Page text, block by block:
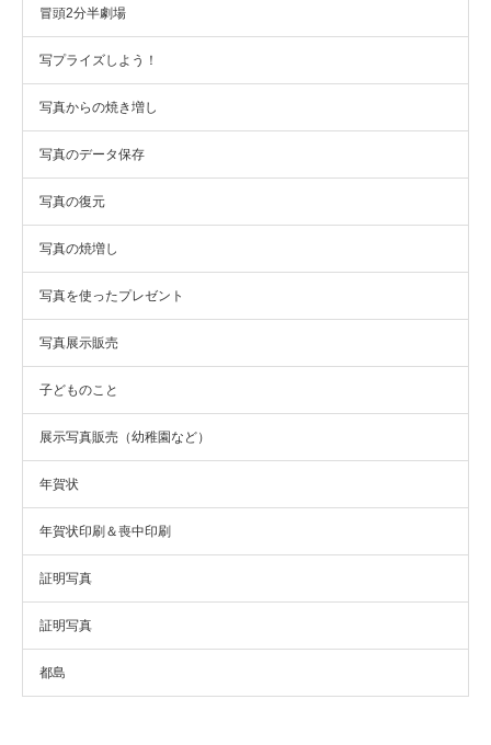
冒頭2分半劇場
写プライズしよう！
写真からの焼き増し
写真のデータ保存
写真の復元
写真の焼増し
写真を使ったプレゼント
写真展示販売
子どものこと
展示写真販売（幼稚園など）
年賀状
年賀状印刷＆喪中印刷
証明写真
証明写真
都島